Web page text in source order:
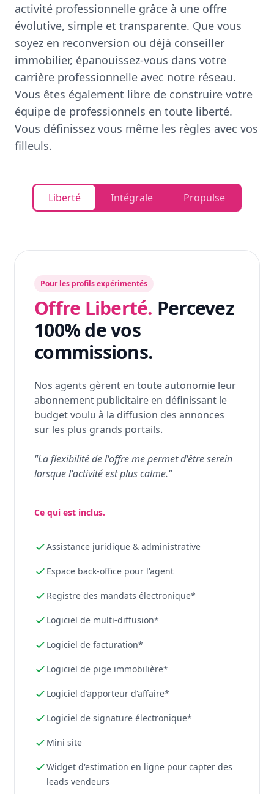
activité professionnelle grâce à une offre
évolutive, simple et transparente. Que vous
soyez en reconversion ou déjà conseiller
immobilier, épanouissez-vous dans votre
carrière professionnelle avec notre réseau.
Vous êtes également libre de construire votre
équipe de professionnels en toute liberté.
Vous définissez vous même les règles avec vos
filleuls.
Liberté Intégrale Propulse
Pour les profils expérimentés
Offre Liberté. Percevez
100% de vos
commissions.
Nos agents gèrent en toute autonomie leur
abonnement publicitaire en définissant le
budget voulu à la diffusion des annonces
sur les plus grands portails.
"La flexibilité de l'offre me permet d'être serein
lorsque l'activité est plus calme."
Ce qui est inclus.
Assistance juridique & administrative
Espace back-office pour l'agent
Registre des mandats électronique*
Logiciel de multi-diffusion*
Logiciel de facturation*
Logiciel de pige immobilière*
Logiciel d'apporteur d'affaire*
Logiciel de signature électronique*
Mini site
Widget d'estimation en ligne pour capter des
leads vendeurs